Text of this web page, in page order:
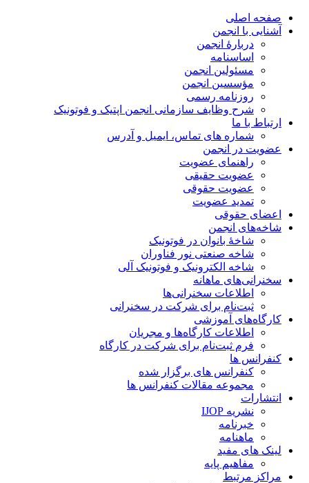
صفحه اصلی
آشنایی با انجمن
دربارۀ انجمن
اساسنامه
مسئولین انجمن
مؤسسین انجمن
روزنامه رسمی
شرح وظایف سازمانی انجمن اپتیک و فوتونیک
ارتباط با ما
شماره های تماس، ایمیل و آدرس
عضویت در انجمن
راهنمای عضویت
عضویت حقیقی
عضویت حقوقی
تمدید عضویت
اعضای حقوقی
شاخه‌های انجمن
شاخۀ بانوان در فوتونیک
شاخه صنعتی نور فناوران
شاخه‌ الکترونیک و فوتونیک آلی
سخنرانی‌های ماهانه
اطلاعات سخنرانی‌‌ها
ثبت‌نام برای شرکت در سخنرانی
کارگاه‌های آموزشی
اطلاعات کارگاه‌ها و مجریان
فرم ثبت‌نام برای شرکت در کارگاه
کنفرانس ها
کنفرانس های برگزار شده
مجموعه مقالات کنفرانس ها
انتشارات
نشریه IJOP
خبرنامه
ماهنامه
لینک های مفید
مفاهیم پایه
مراکز مرتبط